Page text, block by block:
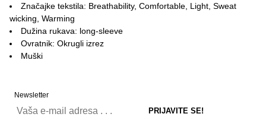
Značajke tekstila: Breathability, Comfortable, Light, Sweat
wicking, Warming
Dužina rukava: long-sleeve
Ovratnik: Okrugli izrez
Muški
Newsletter